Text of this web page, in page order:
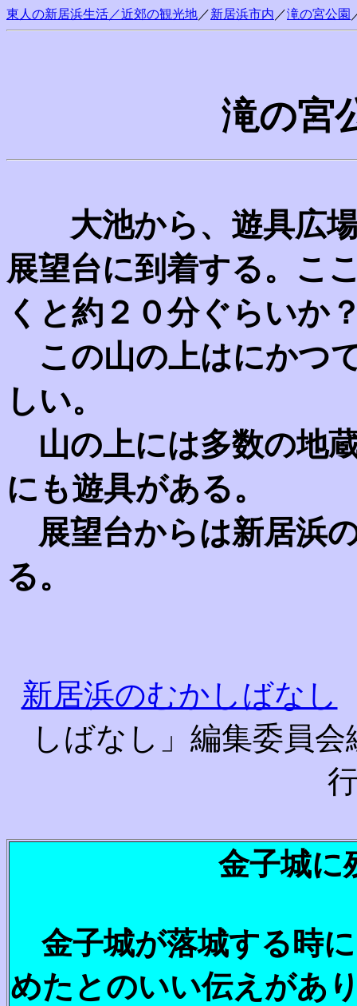
東人の新居浜生活／近郊の観光地／新居浜市内 ／滝の宮公園
滝の宮
大池から、遊具広場
展望台に到着する。こ
くと約２０分ぐらいか
この山の上はにかつ
しい。
山の上には多数の地
にも遊具がある。
展望台からは新居浜
る。
新居浜のむかしばなし
しばなし」編集委員
金子城に
金子城が落城する時
めたとのいい伝えがあ